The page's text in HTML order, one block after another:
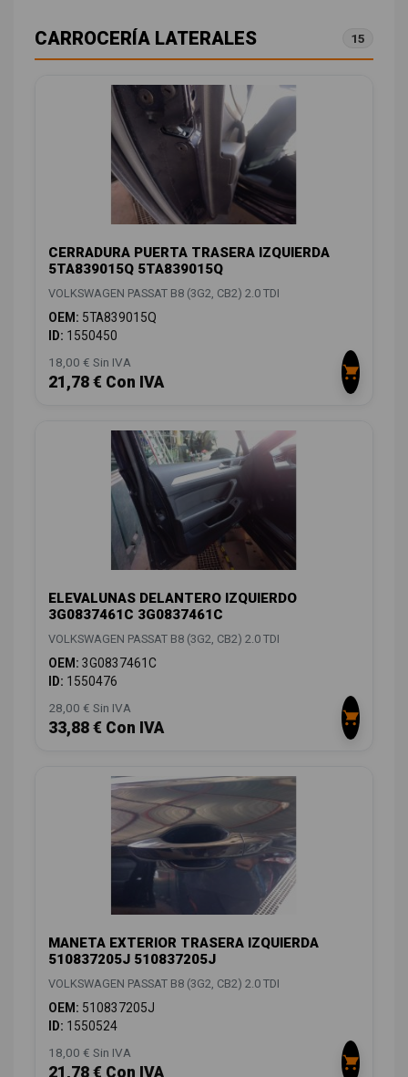
CARROCERÍA LATERALES 15
CERRADURA PUERTA TRASERA IZQUIERDA
5TA839015Q 5TA839015Q
VOLKSWAGEN PASSAT B8 (3G2, CB2) 2.0 TDI
OEM: 5TA839015Q
ID: 1550450
18,00 € Sin IVA
21,78 € Con IVA
ELEVALUNAS DELANTERO IZQUIERDO
3G0837461C 3G0837461C
VOLKSWAGEN PASSAT B8 (3G2, CB2) 2.0 TDI
OEM: 3G0837461C
ID: 1550476
28,00 € Sin IVA
33,88 € Con IVA
MANETA EXTERIOR TRASERA IZQUIERDA
510837205J 510837205J
VOLKSWAGEN PASSAT B8 (3G2, CB2) 2.0 TDI
OEM: 510837205J
ID: 1550524
18,00 € Sin IVA
21,78 € Con IVA